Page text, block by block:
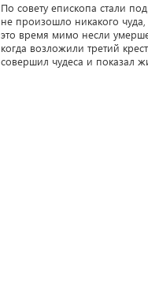
По совету епископа стали
не произошло никакого чуда,
это время мимо несли
когда возложили третий
совершил чудеса и показал